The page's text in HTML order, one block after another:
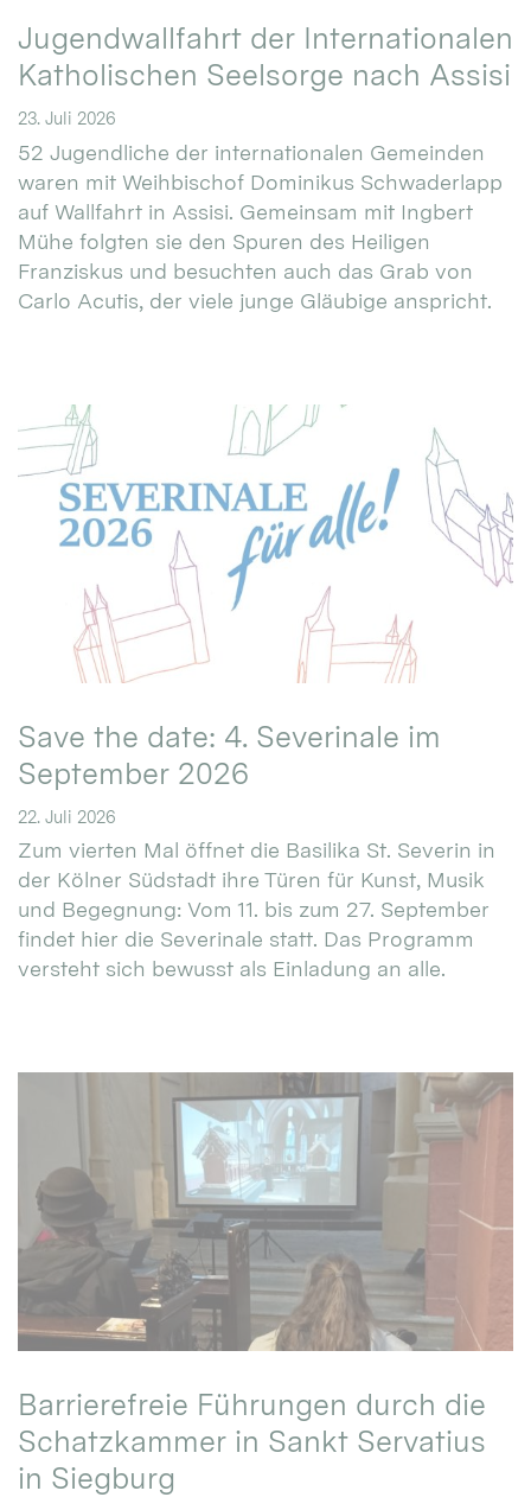
Jugendwallfahrt der Internationalen
Katholischen Seelsorge nach Assisi
23. Juli 2026
52 Jugendliche der internationalen Gemeinden
waren mit Weihbischof Dominikus Schwaderlapp
auf Wallfahrt in Assisi. Gemeinsam mit Ingbert
Mühe folgten sie den Spuren des Heiligen
Franziskus und besuchten auch das Grab von
Carlo Acutis, der viele junge Gläubige anspricht.
Save the date: 4. Severinale im
September 2026
22. Juli 2026
Zum vierten Mal öffnet die Basilika St. Severin in
der Kölner Südstadt ihre Türen für Kunst, Musik
und Begegnung: Vom 11. bis zum 27. September
findet hier die Severinale statt. Das Programm
versteht sich bewusst als Einladung an alle.
Barrierefreie Führungen durch die
Schatzkammer in Sankt Servatius
in Siegburg